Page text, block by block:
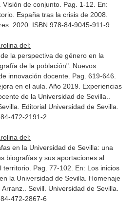
de conjunto. Pag. 1-12. En:
España tras la crisis de 2008
2020. ISBN 978-84-9045-911-9
del:
la perspectiva de género en la
de la población". Nuevos
innovación docente. Pag. 619-646.
en el aula. Año 2019. Experiencias
de la Universidad de Sevilla.
Editorial Universidad de Sevilla.
472-2191-2
del:
en la Universidad de Sevilla: una
biografías y sus aportaciones al
territorio. Pag. 77-102. En: Los inicios
la Universidad de Sevilla. Homenaje
. Sevill. Universidad de Sevilla.
472-2867-6